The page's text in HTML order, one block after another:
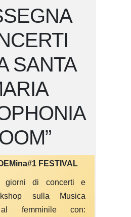
SANTA
FESTIVAL
giorni di concerti e
sulla Musica
al femminile con: